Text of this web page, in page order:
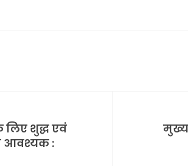
शुद्ध एवं
आवश्यक :